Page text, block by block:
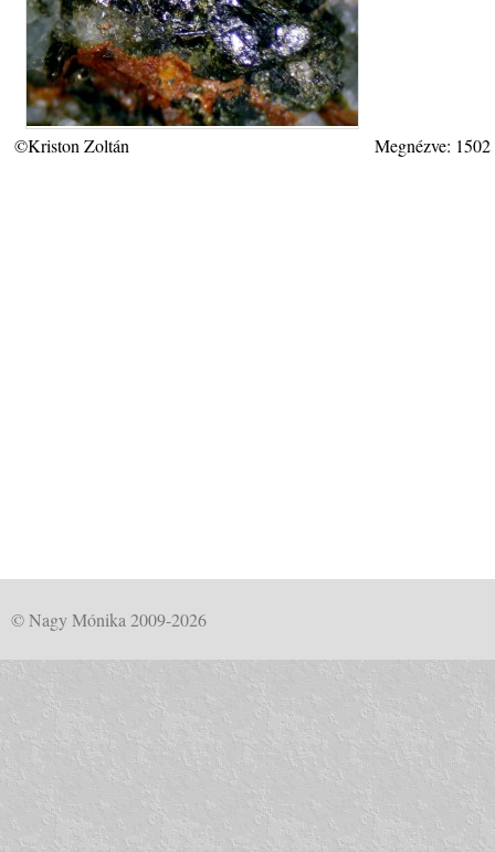
©Kriston Zoltán Megnézve:
© Nagy Mónika 2009-2026